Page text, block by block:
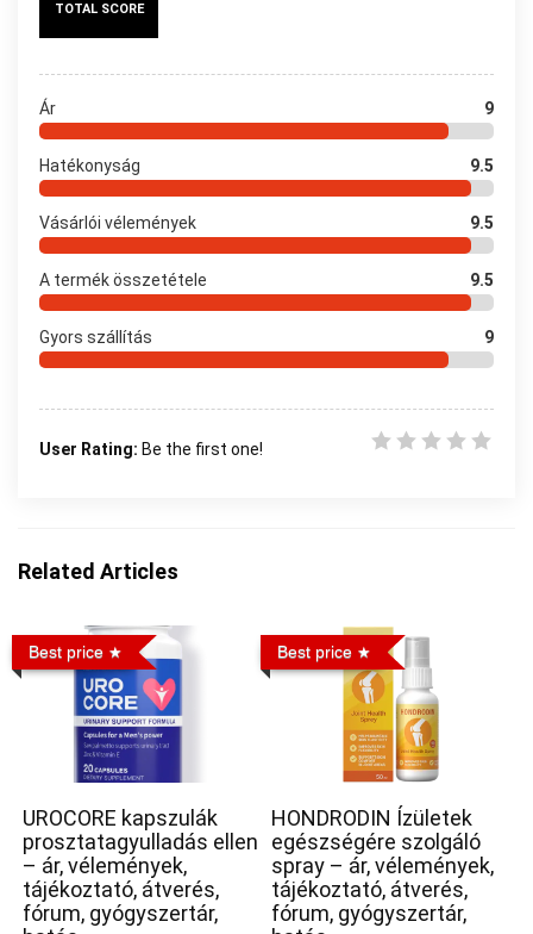
TOTAL SCORE
Ár 9
Hatékonyság 9.5
Vásárlói vélemények 9.5
A termék összetétele 9.5
Gyors szállítás 9
User Rating: Be the first one!
Related Articles
Best price
UROCORE kapszulák
prosztatagyulladás ellen
– ár, vélemények,
tájékoztató, átverés,
fórum, gyógyszertár,
Best price
HONDRODIN Ízületek
egészségére szolgáló
spray – ár, vélemények,
tájékoztató, átverés,
fórum, gyógyszertár,